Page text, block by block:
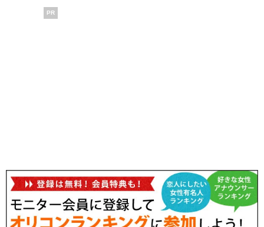
PR